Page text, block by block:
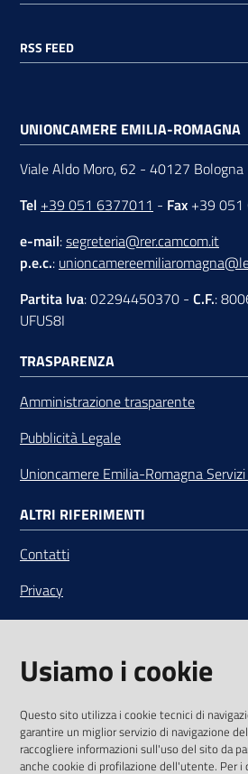
RSS FEED
UNIONCAMERE EMILIA-ROMAGNA
Viale Aldo Moro, 62 - 40127 Bologna
Tel +39 051 6377011 - Fax +39
e-mail:segreteria@rer.camcom.it
p.e.c.:
Partita Iva: 02294450370 - C.F.:
UFUS8I
TRASPARENZA
Amministrazione trasparente
Pubblicità Legale
Unioncamere Emilia-Romagna
ALTRI RIFERIMENTI
Contatti
Privacy
Note legali
Media Policy
SEGUICI SU
Usiamo i cookie
Questo sito utilizza i cookie tecnici di
garantire un miglior servizio di navigazione
raccogliere informazioni sull'uso del sito da
anche cookie di profilazione dell'utente. Per i